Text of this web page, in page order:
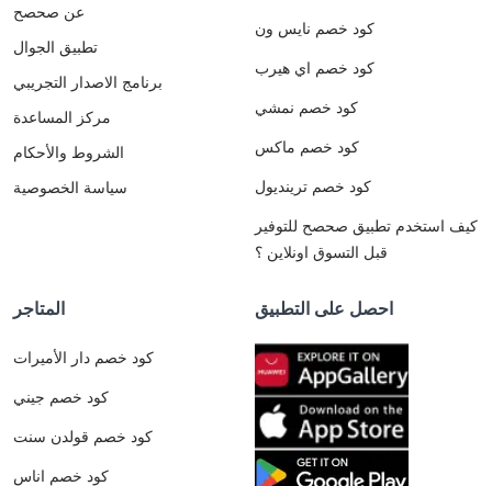
عن صحصح
تطبيق الجوال
برنامج الاصدار التجريبي
مركز المساعدة
الشروط والأحكام
سياسة الخصوصية
كود خصم نايس ون
كود خصم اي هيرب
كود خصم نمشي
كود خصم ماكس
كود خصم ترينديول
كيف استخدم تطبيق صحصح للتوفير
قبل التسوق اونلاين ؟
المتاجر
كود خصم دار الأميرات
كود خصم جيني
كود خصم قولدن سنت
كود خصم اناس
احصل على التطبيق